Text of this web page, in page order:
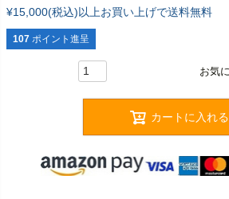
¥15,000(税込)以上お買い上げで送料無料
107 ポイント進呈
カートに入れる